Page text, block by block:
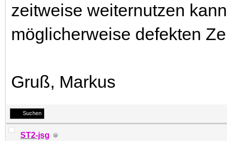
zeitweise weiternutzen
möglicherweise defekten
Gruß, Markus
Suchen
ST2-jsg